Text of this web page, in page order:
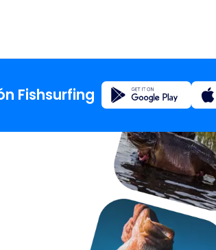
Inicio
Blog
Acerca
Fishsurfing